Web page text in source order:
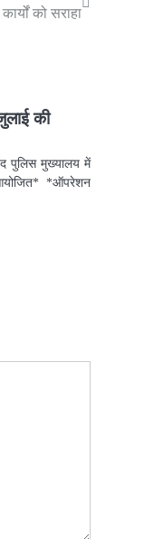
कार्यों को सराहा
की
पुलिस मुख्यालय में
*ऑपरेशन